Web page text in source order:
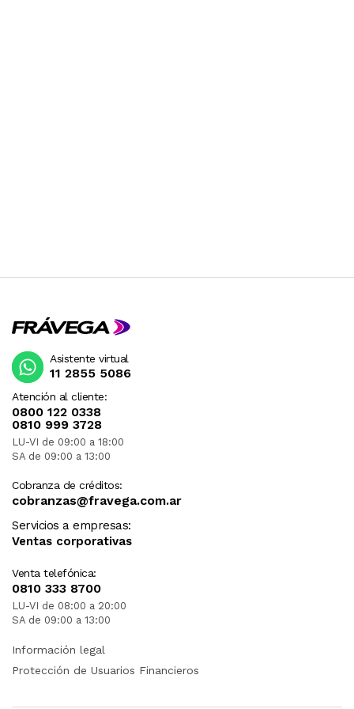
Atención al cliente:
0800 122 0338
0810 999 3728
LU-VI de 09:00 a 18:00
SA de 09:00 a 13:00
Cobranza de créditos:
cobranzas@fravega.com.ar
Servicios a empresas:
Ventas corporativas
Venta telefónica:
0810 333 8700
LU-VI de 08:00 a 20:00
SA de 09:00 a 13:00
Asistente virtual
11 2855 5086
Información legal
Protección de Usuarios Financieros